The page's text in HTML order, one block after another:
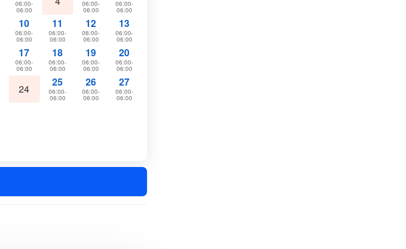
06:00-
06:00
06:00-
06:00
06:00-
06:00
10
06:00-
06:00
11
06:00-
06:00
12
06:00-
06:00
13
06:00-
06:00
17
06:00-
06:00
18
06:00-
06:00
19
06:00-
06:00
20
06:00-
06:00
24
25
06:00-
06:00
26
06:00-
06:00
27
06:00-
06:00